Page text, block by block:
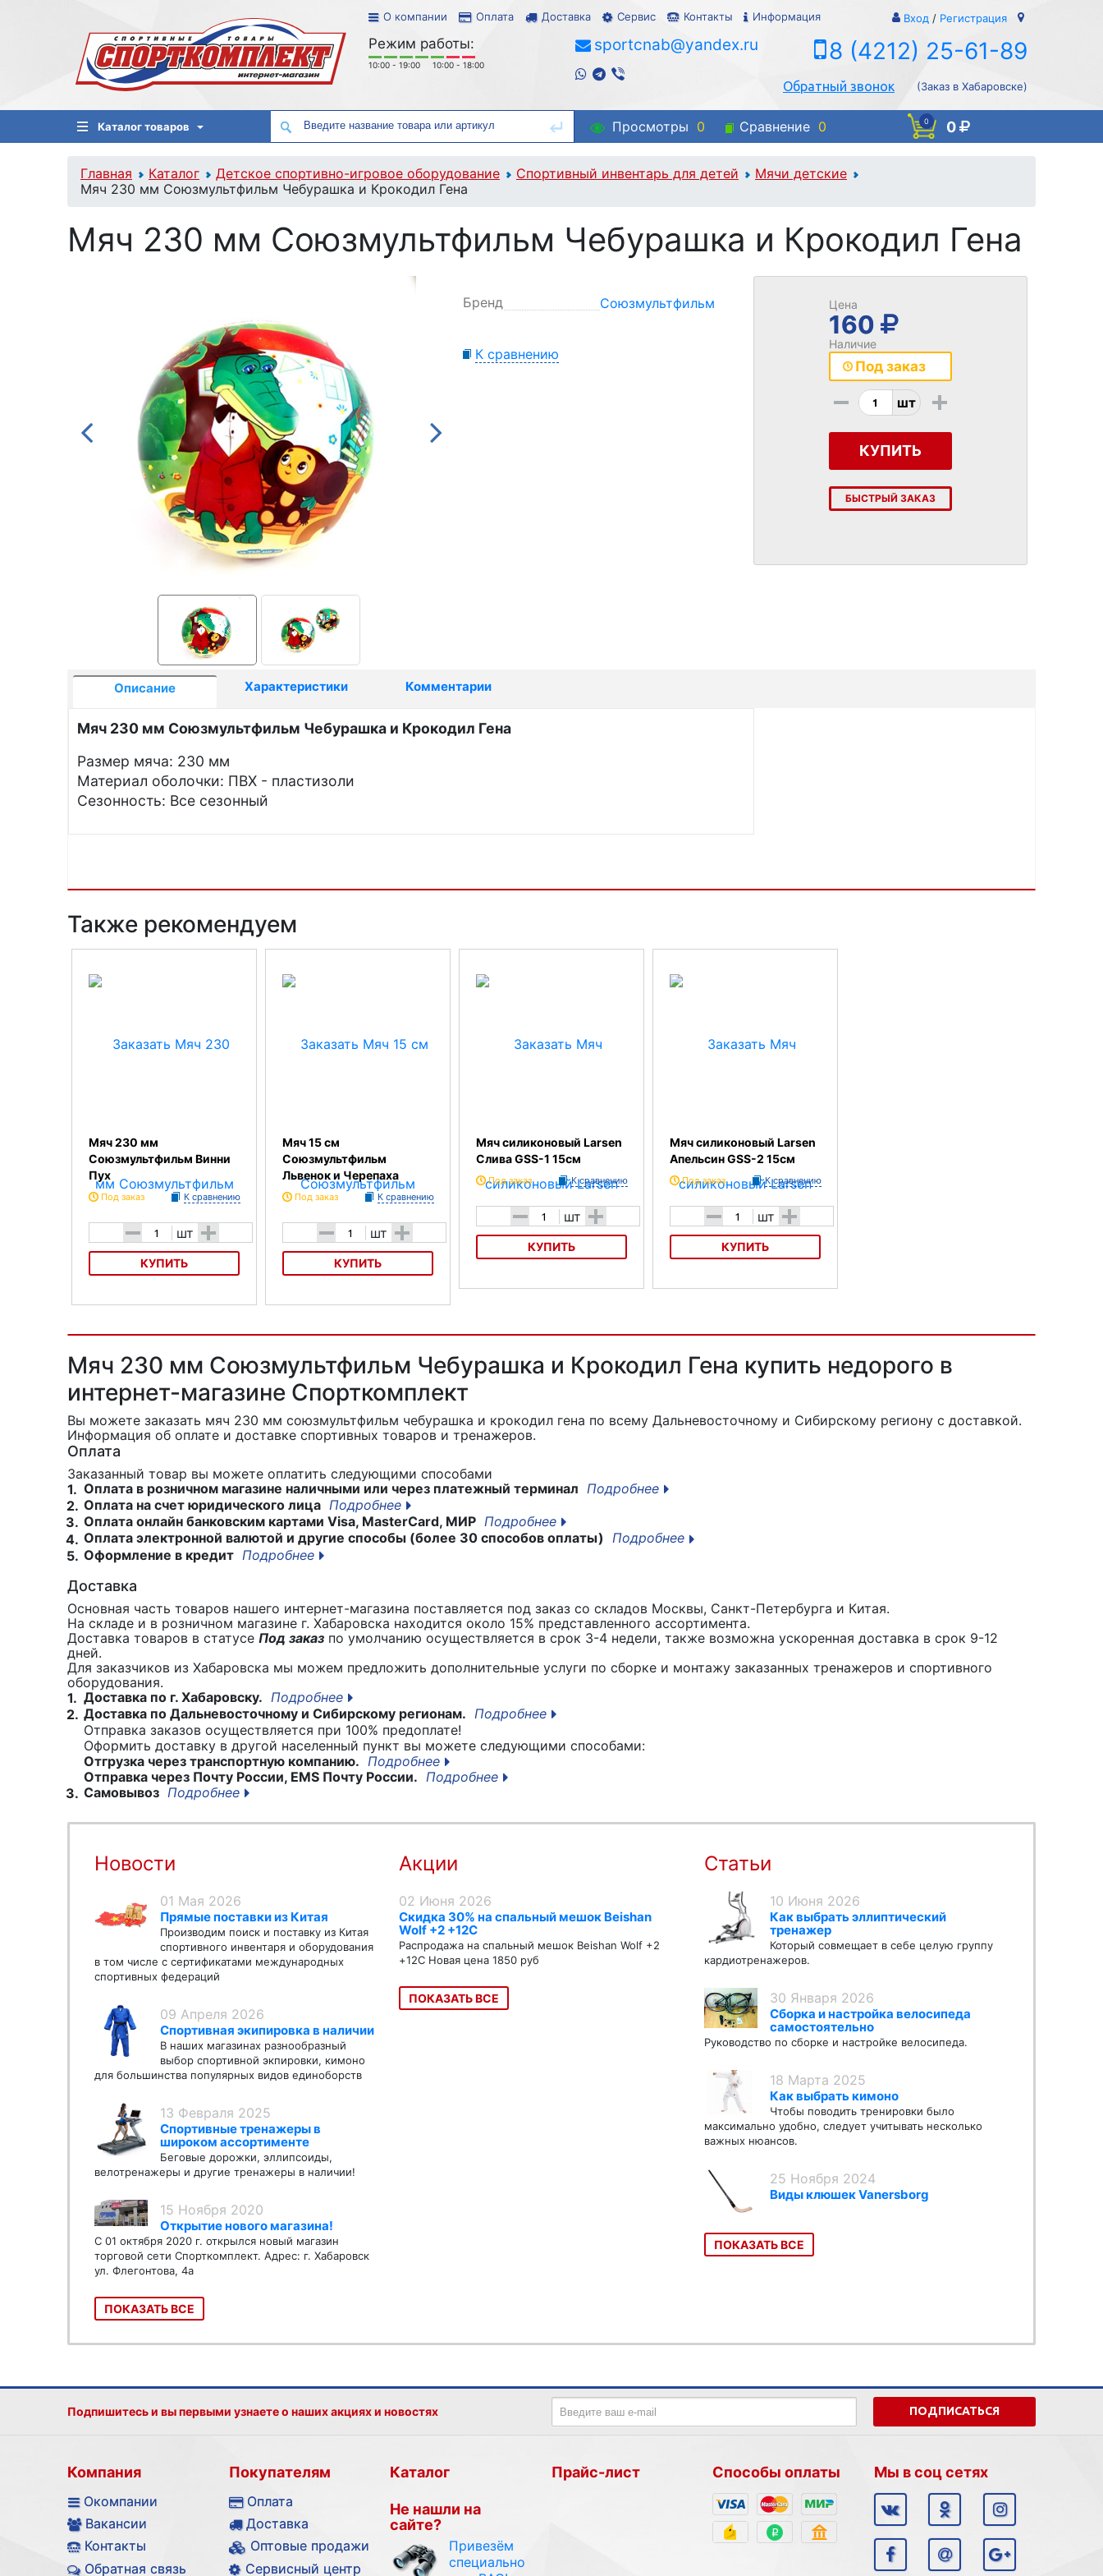
О компании Оплата Доставка Сервис Контакты Информация Вход / Регистрация
Режим работы:
10:00 - 19:00 10:00 - 18:00
sportcnab@yandex.ru 8 (4212) 25-61-89
Обратный звонок (Заказ в Хабаровске)
Каталог товаров Просмотры 0 Сравнение 0 0 0
Главная Каталог Детское спортивно-игровое оборудование Спортивный инвентарь для детей
Мячи детские
Мяч 230 мм Союзмультфильм Чебурашка и Крокодил Гена
Мяч 230 мм Союзмультфильм Чебурашка и Крокодил Гена
Бренд Союзмультфильм
К сравнению
Цена
160
Наличие
Под заказ
- шт +
КУПИТЬ
БЫСТРЫЙ ЗАКАЗ
Описание Характеристики Комментарии
Мяч 230 мм Союзмультфильм Чебурашка и Крокодил Гена
Размер мяча: 230 мм
Материал оболочки: ПВХ - пластизоли
Сезонность: Все сезонный
Также рекомендуем
Мяч 230 мм
Союзмультфильм Винни
Пух
Под заказ К сравнению
- шт +
КУПИТЬ
Мяч 15 см
Союзмультфильм
Львенок и Черепаха
Под заказ К сравнению
- шт +
КУПИТЬ
Мяч силиконовый Larsen
Слива GSS-1 15см
Под заказ К сравнению
- шт +
КУПИТЬ
Мяч силиконовый Larsen
Апельсин GSS-2 15см
Под заказ К сравнению
- шт +
КУПИТЬ
Мяч 230 мм Союзмультфильм Чебурашка и Крокодил Гена купить недорого в
интернет-магазине Спорткомплект
Вы можете заказать мяч 230 мм союзмультфильм чебурашка и крокодил гена по всему Дальневосточному и Сибирскому региону с доставкой.
Информация об оплате и доставке спортивных товаров и тренажеров.
Оплата
Заказанный товар вы можете оплатить следующими способами
1. Оплата в розничном магазине наличными или через платежный терминал Подробнее
2. Оплата на счет юридического лица Подробнее
3. Оплата онлайн банковским картами Visa, MasterCard, МИР Подробнее
4. Оплата электронной валютой и другие способы (более 30 способов оплаты) Подробнее
5. Оформление в кредит Подробнее
Доставка
Основная часть товаров нашего интернет-магазина поставляется под заказ со складов Москвы, Санкт-Петербурга и Китая.
На складе и в розничном магазине г. Хабаровска находится около 15% представленного ассортимента.
Доставка товаров в статусе Под заказ по умолчанию осуществляется в срок 3-4 недели, также возможна ускоренная доставка в срок 9-12
дней.
Для заказчиков из Хабаровска мы можем предложить дополнительные услуги по сборке и монтажу заказанных тренажеров и спортивного
оборудования.
1. Доставка по г. Хабаровску. Подробнее
2. Доставка по Дальневосточному и Сибирскому регионам. Подробнее
Отправка заказов осуществляется при 100% предоплате!
Оформить доставку в другой населенный пункт вы можете следующими способами:
Отгрузка через транспортную компанию. Подробнее
Отправка через Почту России, EMS Почту России. Подробнее
3. Самовывоз Подробнее
Новости
01 Мая 2026
Прямые поставки из Китая
Производим поиск и поставку из Китая
спортивного инвентаря и оборудования
в том числе с сертификатами международных
спортивных федераций
09 Апреля 2026
Спортивная экипировка в наличии
В наших магазинах разнообразный
выбор спортивной экпировки, кимоно
для большинства популярных видов единоборств
13 Февраля 2025
Спортивные тренажеры в
широком ассортименте
Беговые дорожки, эллипсоиды,
велотренажеры и другие тренажеры в наличии!
15 Ноября 2020
Открытие нового магазина!
С 01 октября 2020 г. открылся новый магазин
торговой сети Спорткомплект. Адрес: г. Хабаровск
ул. Флегонтова, 4а
ПОКАЗАТЬ ВСЕ
Акции
02 Июня 2026
Скидка 30% на спальный мешок Beishan
Wolf +2 +12C
Распродажа на спальный мешок Beishan Wolf +2
+12C Новая цена 1850 руб
ПОКАЗАТЬ ВСЕ
Статьи
10 Июня 2026
Как выбрать эллиптический
тренажер
Который совмещает в себе целую группу
кардиотренажеров.
30 Января 2026
Сборка и настройка велосипеда
самостоятельно
Руководство по сборке и настройке велосипеда.
18 Марта 2025
Как выбрать кимоно
Чтобы поводить тренировки было
максимально удобно, следует учитывать несколько
важных нюансов.
25 Ноября 2024
Виды клюшек Vanersborg
ПОКАЗАТЬ ВСЕ
Подпишитесь и вы первыми узнаете о наших акциях и новостях ПОДПИСАТЬСЯ
Компания
Окомпании
Вакансии
Контакты
Обратная связь
Покупателям
Оплата
Доставка
Оптовые продажи
Сервисный центр
Каталог
Не нашли на
сайте?
Привезём
специально
Прайс-лист Способы оплаты Мы в соц сетях